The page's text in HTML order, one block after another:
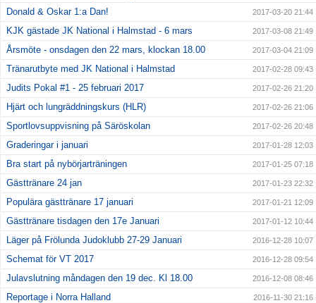
Donald & Oskar 1:a Dan! 2017-03-20 21:44
KJK gästade JK National i Halmstad - 6 mars 2017-03-08 21:49
Årsmöte - onsdagen den 22 mars, klockan 18.00 2017-03-04 21:09
Tränarutbyte med JK National i Halmstad 2017-02-28 09:43
Judits Pokal #1 - 25 februari 2017 2017-02-26 21:20
Hjärt och lungräddningskurs (HLR) 2017-02-26 21:06
Sportlovsuppvisning på Säröskolan 2017-02-26 20:48
Graderingar i januari 2017-01-28 12:03
Bra start på nybörjarträningen 2017-01-25 07:18
Gästtränare 24 jan 2017-01-23 22:32
Populära gästtränare 17 januari 2017-01-21 12:09
Gästtränare tisdagen den 17e Januari 2017-01-12 10:44
Läger på Frölunda Judoklubb 27-29 Januari 2016-12-28 10:07
Schemat för VT 2017 2016-12-28 09:54
Julavslutning måndagen den 19 dec. Kl 18.00 2016-12-08 08:46
Reportage i Norra Halland 2016-11-30 21:16